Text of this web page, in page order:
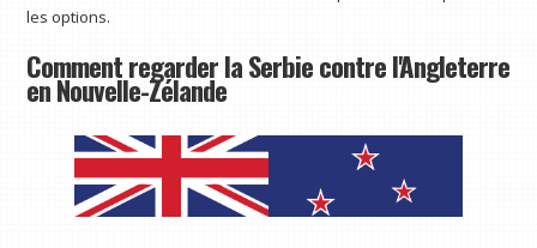
les options.
Comment regarder la Serbie contre l'Angleterre
en Nouvelle-Zélande